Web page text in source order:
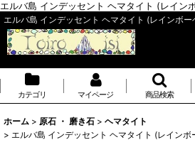
エルバ島 インデッセント ヘマタイト (レイン
エルバ島 インデッセント ヘマタイト (レインボー
カテゴリ マイページ 商品検索
ホーム > 原石 ・ 磨き石 > ヘマタイト
> エルバ島 インデッセント ヘマタイト (レインボ